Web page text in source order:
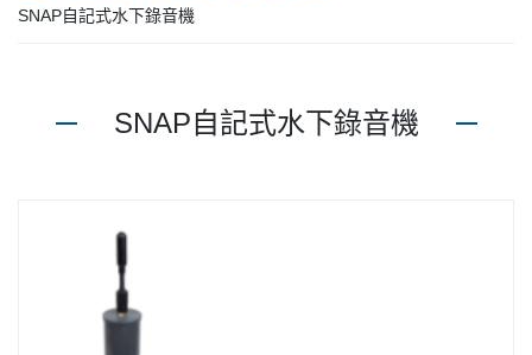
SNAP自記式水下錄音機
SNAP自記式水下錄音機